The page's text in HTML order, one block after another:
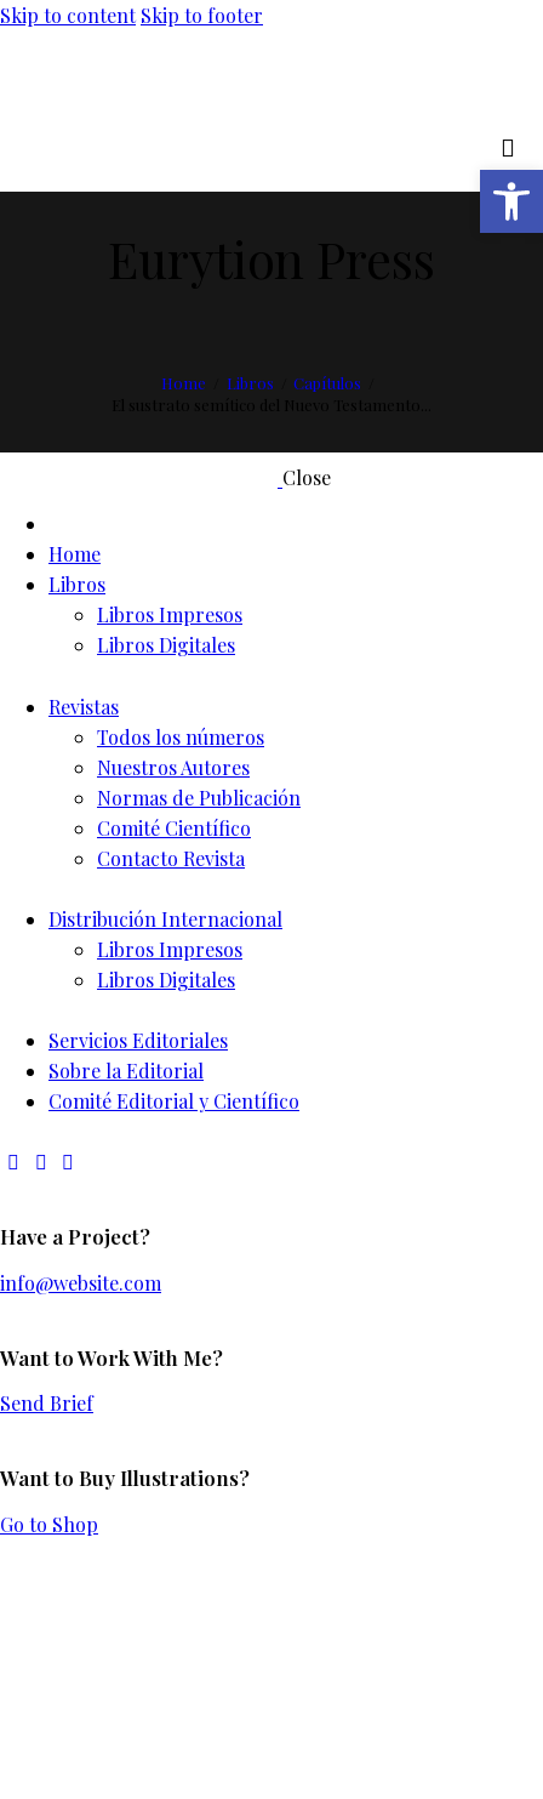
Skip to content Skip to footer
Home Libros
Capítulos
Close
Home
Libros
Libros Impresos
Libros Digitales
Revistas
Todos los números
Nuestros Autores
Normas de Publicación
Comité Científico
Contacto Revista
Distribución Internacional
Libros Impresos
Libros Digitales
Servicios Editoriales
Sobre la Editorial
Comité Editorial y Científico
Have a Project?
info@website.com
Want to Work With Me?
Send Brief
Want to Buy Illustrations?
Go to Shop
Abrir barra de herramientas